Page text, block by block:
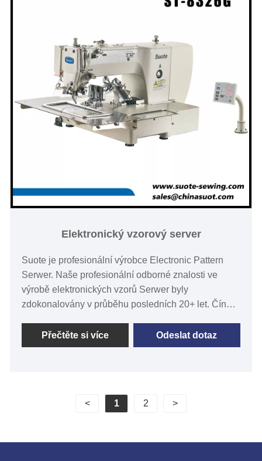
Elektronický vzorový server
Suote je profesionální výrobce Electronic Pattern
Serwer. Naše profesionální odborné znalosti ve
výrobě elektronických vzorů Serwer byly
zdokonalovány v průběhu posledních 20+ let. Čína
- Zhejiang suote mechanismus šicího stroje co., ltd.
Srdečně vítáme přátele ze všech společenských
Přečtěte si více Odeslat dotaz
< 1 2 >